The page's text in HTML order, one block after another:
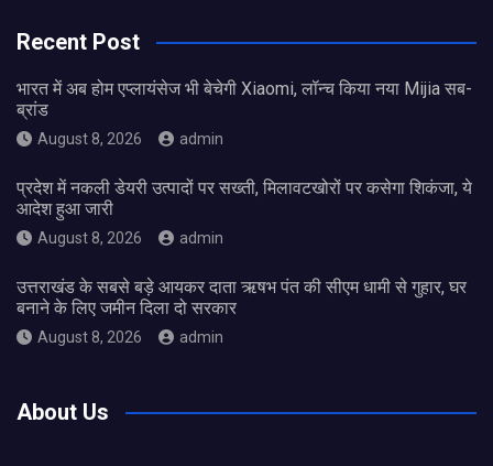
Recent Post
भारत में अब होम एप्लायंसेज भी बेचेगी Xiaomi, लॉन्च किया नया Mijia सब-
ब्रांड
August 8, 2026 admin
प्रदेश में नकली डेयरी उत्पादों पर सख्ती, मिलावटखोरों पर कसेगा शिकंजा, ये
आदेश हुआ जारी
August 8, 2026 admin
उत्तराखंड के सबसे बड़े आयकर दाता ऋषभ पंत की सीएम धामी से गुहार, घर
बनाने के लिए जमीन दिला दो सरकार
August 8, 2026 admin
About Us